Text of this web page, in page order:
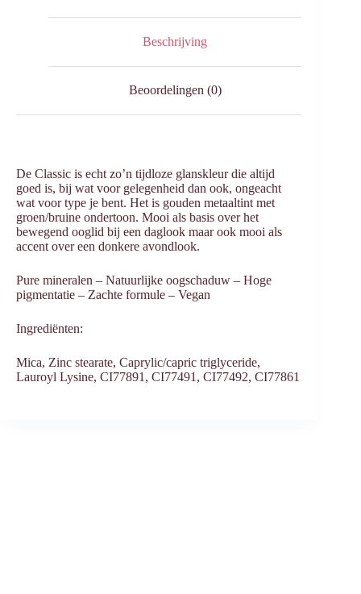
Beschrijving
Beoordelingen (0)
De Classic is echt zo’n tijdloze glanskleur die altijd
goed is, bij wat voor gelegenheid dan ook, ongeacht
wat voor type je bent. Het is gouden metaaltint met
groen/bruine ondertoon. Mooi als basis over het
bewegend ooglid bij een daglook maar ook mooi als
accent over een donkere avondlook.
Pure mineralen – ⁠Natuurlijke oogschaduw – ⁠Hoge
pigmentatie – ⁠Zachte formule – Vegan
Ingrediënten:
Mica, Zinc stearate, Caprylic/capric triglyceride,
Lauroyl Lysine, CI77891, CI77491, CI77492, CI77861